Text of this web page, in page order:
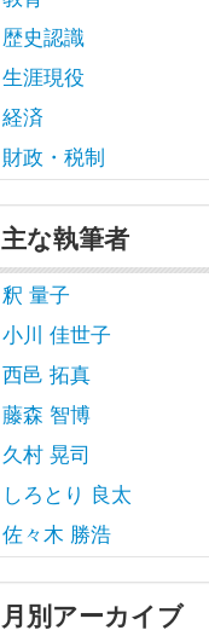
歴史認識
生涯現役
経済
財政・税制
主な執筆者
釈 量子
小川 佳世子
西邑 拓真
藤森 智博
久村 晃司
しろとり 良太
佐々木 勝浩
月別アーカイブ